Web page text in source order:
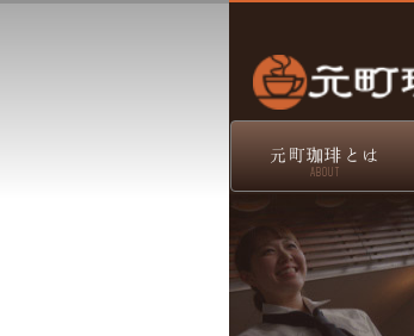
元町珈琲とは
ABOUT